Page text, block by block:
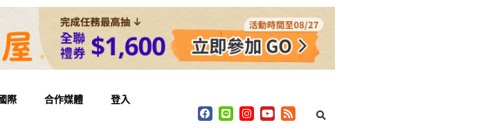
際 合作媒體 登入